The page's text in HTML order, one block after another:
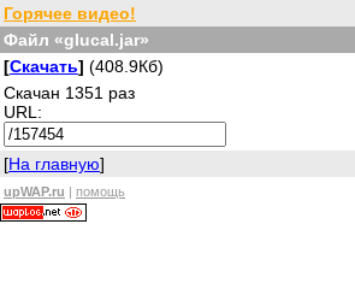
Горячее видео!
Файл «glucal.jar»
[Скачать] (408.9Кб)
Скачан 1351 раз
URL:
[На главную]
upWAP.ru | помощь